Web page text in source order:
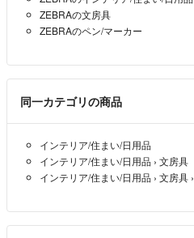
ZEBRAの文房具
ZEBRAのペン/マーカー
同一カテゴリの商品
インテリア/住まい/日用品
インテリア/住まい/日用品 › 文房具
インテリア/住まい/日用品 › 文房具 ›